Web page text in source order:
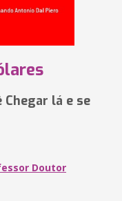
Chegar lá e se
Doutor